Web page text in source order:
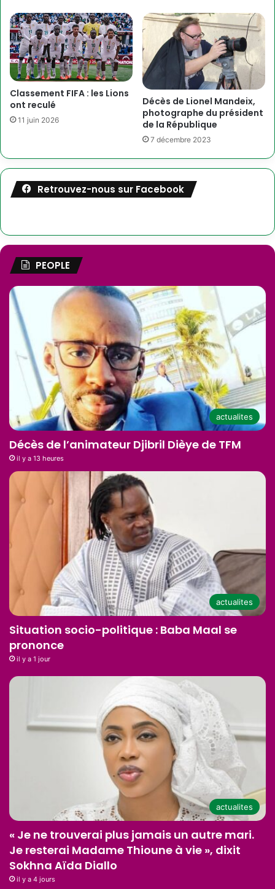
Classement FIFA : les Lions
ont reculé
11 juin 2026
Décès de Lionel Mandeix,
photographe du président
de la République
7 décembre 2023
Retrouvez-nous sur Facebook
PEOPLE
actualites
Décès de l’animateur Djibril Dièye de TFM
il y a 13 heures
actualites
Situation socio-politique : Baba Maal se
prononce
il y a 1 jour
actualites
« Je ne trouverai plus jamais un autre mari.
Je resterai Madame Thioune à vie », dixit
Sokhna Aïda Diallo
il y a 4 jours